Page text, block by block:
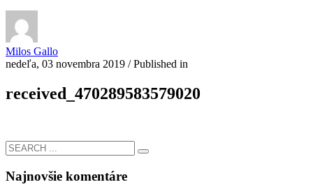
Milos Gallo
nedeľa, 03 novembra 2019 /Published in
received_470289583579020
Najnovšie komentáre